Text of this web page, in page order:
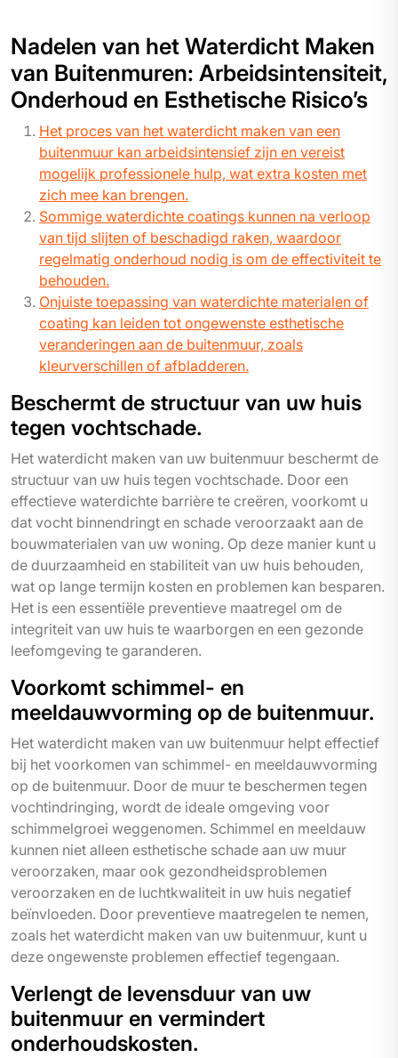
Nadelen van het Waterdicht Maken
van Buitenmuren: Arbeidsintensiteit,
Onderhoud en Esthetische Risico’s
Het proces van het waterdicht maken van een
buitenmuur kan arbeidsintensief zijn en vereist
mogelijk professionele hulp, wat extra kosten met
zich mee kan brengen.
Sommige waterdichte coatings kunnen na verloop
van tijd slijten of beschadigd raken, waardoor
regelmatig onderhoud nodig is om de effectiviteit te
behouden.
Onjuiste toepassing van waterdichte materialen of
coating kan leiden tot ongewenste esthetische
veranderingen aan de buitenmuur, zoals
kleurverschillen of afbladderen.
Beschermt de structuur van uw huis
tegen vochtschade.
Het waterdicht maken van uw buitenmuur beschermt de
structuur van uw huis tegen vochtschade. Door een
effectieve waterdichte barrière te creëren, voorkomt u
dat vocht binnendringt en schade veroorzaakt aan de
bouwmaterialen van uw woning. Op deze manier kunt u
de duurzaamheid en stabiliteit van uw huis behouden,
wat op lange termijn kosten en problemen kan besparen.
Het is een essentiële preventieve maatregel om de
integriteit van uw huis te waarborgen en een gezonde
leefomgeving te garanderen.
Voorkomt schimmel- en
meeldauwvorming op de buitenmuur.
Het waterdicht maken van uw buitenmuur helpt effectief
bij het voorkomen van schimmel- en meeldauwvorming
op de buitenmuur. Door de muur te beschermen tegen
vochtindringing, wordt de ideale omgeving voor
schimmelgroei weggenomen. Schimmel en meeldauw
kunnen niet alleen esthetische schade aan uw muur
veroorzaken, maar ook gezondheidsproblemen
veroorzaken en de luchtkwaliteit in uw huis negatief
beïnvloeden. Door preventieve maatregelen te nemen,
zoals het waterdicht maken van uw buitenmuur, kunt u
deze ongewenste problemen effectief tegengaan.
Verlengt de levensduur van uw
buitenmuur en vermindert
onderhoudskosten.